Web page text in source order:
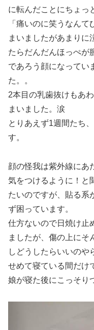
に転んだことにちょっ
「痛いのに笑うなん
まいましたがあまりに
たらだんだんほっぺが
であろう顔になってい
た。。
2本目の乳歯抜けもあ
まいました。涙
とりあえず1週間たち
す。
顔の怪我は紫外線にあ
気をつけるように！と
たいのですが、貼る系
ず困っています。
仕方ないので日焼け止
ましたが、傷の上にそ
しどうしたらいいのや
せめて寝ている間だけ
娘が寝た後にこっそり